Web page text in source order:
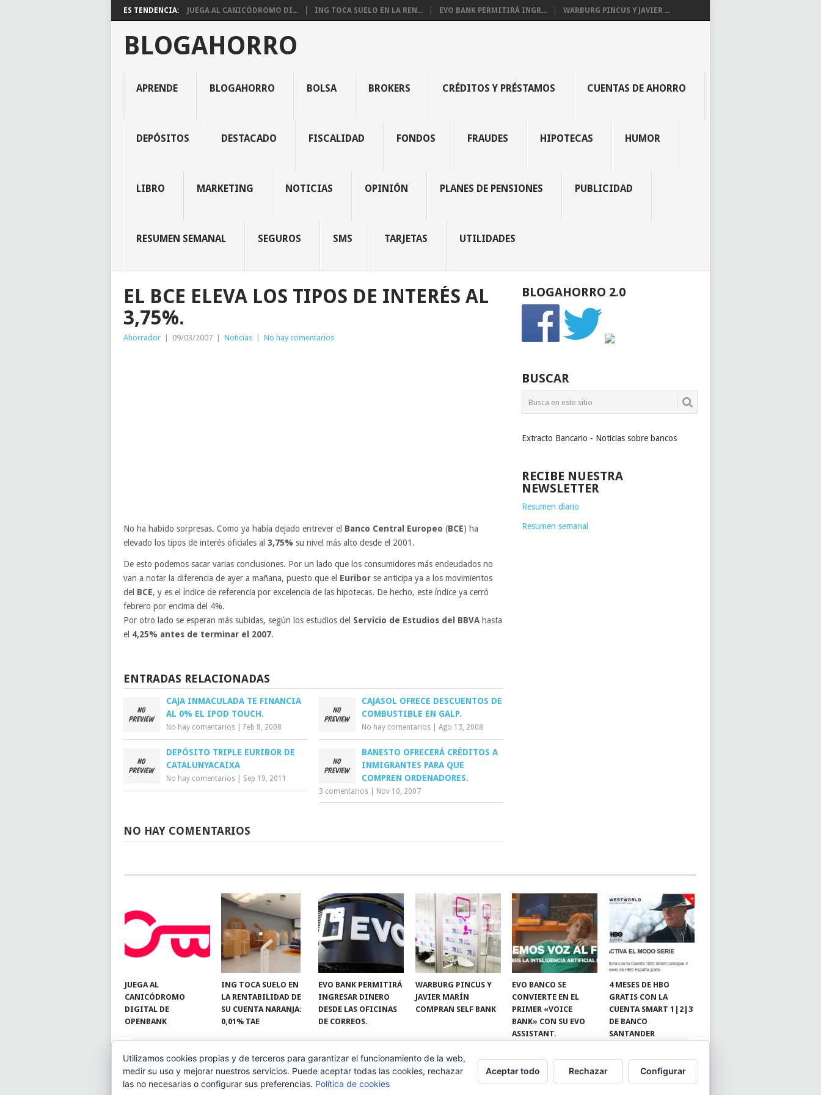
ES TENDENCIA: JUEGA AL CANICÓDROMO DI... ING TOCA SUELO EN LA REN... EVO BANK PERMITIRÁ INGR... WARBURG PINCUS Y JAVIER ...
BLOGAHORRO
APRENDE BLOGAHORRO BOLSA BROKERS CRÉDITOS Y PRÉSTAMOS CUENTAS DE AHORRO
DEPÓSITOS DESTACADO FISCALIDAD FONDOS FRAUDES HIPOTECAS HUMOR
LIBRO MARKETING NOTICIAS OPINIÓN PLANES DE PENSIONES PUBLICIDAD
RESUMEN SEMANAL SEGUROS SMS TARJETAS UTILIDADES
EL BCE ELEVA LOS TIPOS DE INTERÉS AL
3,75%.
Ahorrador 09/03/2007 Noticias No hay comentarios
No ha habido sorpresas. Como ya había dejado entrever el Banco Central Europeo (BCE) ha
elevado los tipos de interés oficiales al 3,75% su nivel más alto desde el 2001.
De esto podemos sacar varias conclusiones. Por un lado que los consumidores más endeudados no
van a notar la diferencia de ayer a mañana, puesto que el Euribor se anticipa ya a los movimientos
del BCE, y es el índice de referencia por excelencia de las hipotecas. De hecho, este índice ya cerró
febrero por encima del 4%.
Por otro lado se esperan más subidas, según los estudios del Servicio de Estudios del BBVA hasta
el 4,25% antes de terminar el 2007.
ENTRADAS RELACIONADAS
CAJA INMACULADA TE FINANCIA
AL 0% EL IPOD TOUCH.
No hay comentarios Feb 8, 2008
CAJASOL OFRECE DESCUENTOS DE
COMBUSTIBLE EN GALP.
No hay comentarios |Ago 13, 2008
DEPÓSITO TRIPLE EURIBOR DE
CATALUNYACAIXA
No hay comentarios Sep 19, 2011
BANESTO OFRECERÁ CRÉDITOS A
INMIGRANTES PARA QUE
COMPREN ORDENADORES.
3 comentarios Nov 10, 2007
NO HAY COMENTARIOS
BLOGAHORRO 2.0
BUSCAR
Extracto Bancario - Noticias sobre bancos
RECIBE NUESTRA
NEWSLETTER
Resumen diario
Resumen semanal
JUEGA AL
CANICÓDROMO
DIGITAL DE
OPENBANK
ING TOCA SUELO EN
LA RENTABILIDAD DE
SU CUENTA NARANJA:
0,01% TAE
EVO BANK PERMITIRÁ
INGRESAR DINERO
DESDE LAS OFICINAS
DE CORREOS.
WARBURG PINCUS Y
JAVIER MARÍN
COMPRAN SELF BANK
EVO BANCO SE
CONVIERTE EN EL
PRIMER «VOICE
BANK» CON SU EVO
ASSISTANT.
4 MESES DE HBO
GRATIS CON LA
CUENTA SMART 1|2|3
DE BANCO
SANTANDER
© 2026 BLOGAHORRO
Utilizamos cookies propias y de terceros para garantizar el funcionamiento de la web,
medir su uso y mejorar nuestros servicios. Puede aceptar todas las cookies, rechazar
las no necesarias o configurar sus preferencias. Política de cookies
Aceptar todo Rechazar Configurar